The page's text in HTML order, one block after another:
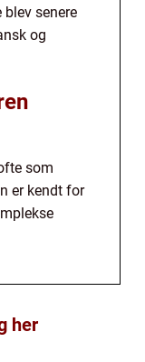
blev senere
og
som
er kendt for
her